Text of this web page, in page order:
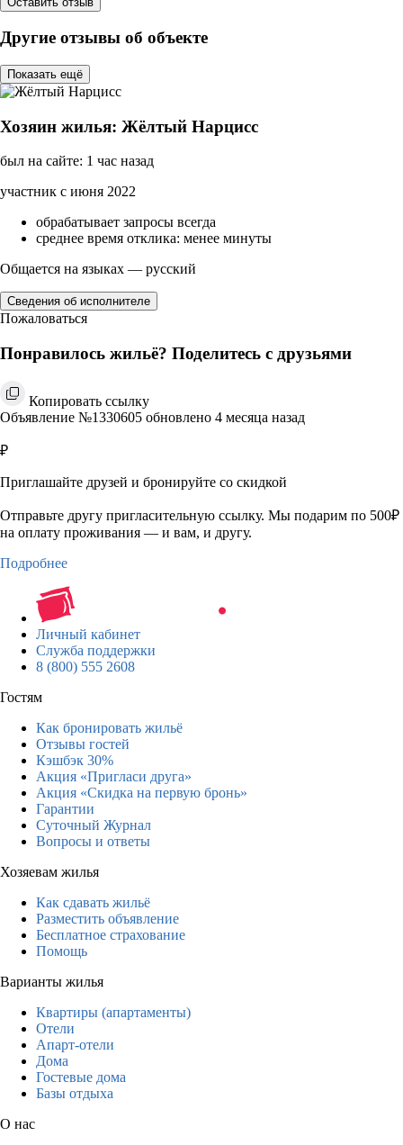
Другие отзывы об объекте
Показать ещё
Хозяин жилья: Жёлтый Нарцисс
был на сайте: 1 час назад
участник с июня 2022
обрабатывает запросы всегда
среднее время отклика: менее минуты
Общается на языках — русский
Сведения об исполнителе
Пожаловаться
Понравилось жильё? Поделитесь с друзьями
Копировать ссылку
Объявление №1330605 обновлено 4 месяца назад
₽
Приглашайте друзей и бронируйте со скидкой
Отправьте другу пригласительную ссылку. Мы подарим по 500₽
на оплату проживания — и вам, и другу.
Подробнее
Личный кабинет
Служба поддержки
8 (800) 555 2608
Гостям
Как бронировать жильё
Отзывы гостей
Кэшбэк 30%
Акция «Пригласи друга»
Акция «Скидка на первую бронь»
Гарантии
Суточный Журнал
Вопросы и ответы
Хозяевам жилья
Как сдавать жильё
Разместить объявление
Бесплатное страхование
Помощь
Варианты жилья
Квартиры (апартаменты)
Отели
Апарт-отели
Дома
Гостевые дома
Базы отдыха
О нас